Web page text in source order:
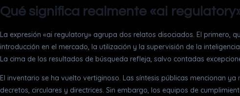
Qué significa realmente «ai
La expresión «ai regulatory» agrupa dos relatos disociados. El primero,
introducción en el mercado, la utilización y la supervisión de la
La cima de los resultados de búsqueda refleja, salvo contadas
El inventario se ha vuelto vertiginoso. Las síntesis públicas mencionan ya
decretos, circulares y directrices. Sin embargo, los equipos de